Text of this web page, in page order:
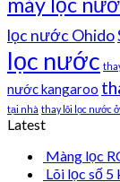
lọc nước Ohido
lọc nước
nước kangaroo
tại nhà thay lõi lọc nước
Latest
Màng lọc
Lõi lọc số 5